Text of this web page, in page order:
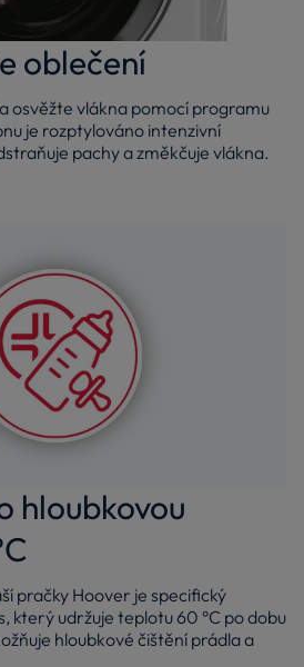
oblečení
osvěžte vlákna pomocí programu
je rozptylováno intenzivní
pachy a změkčuje vlákna.
hloubkovou
pračky Hoover je specifický
který udržuje teplotu 60 °C po dobu
hloubkové čištění prádla a